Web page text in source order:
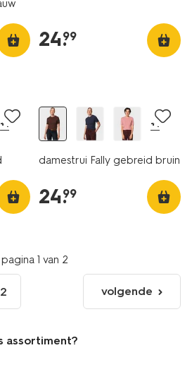
24.
99
+1 +1
damestrui Fally gebreid bruin
24.
99
pagina 1 van 2
2
volgende
pagina
volgende
assortiment?